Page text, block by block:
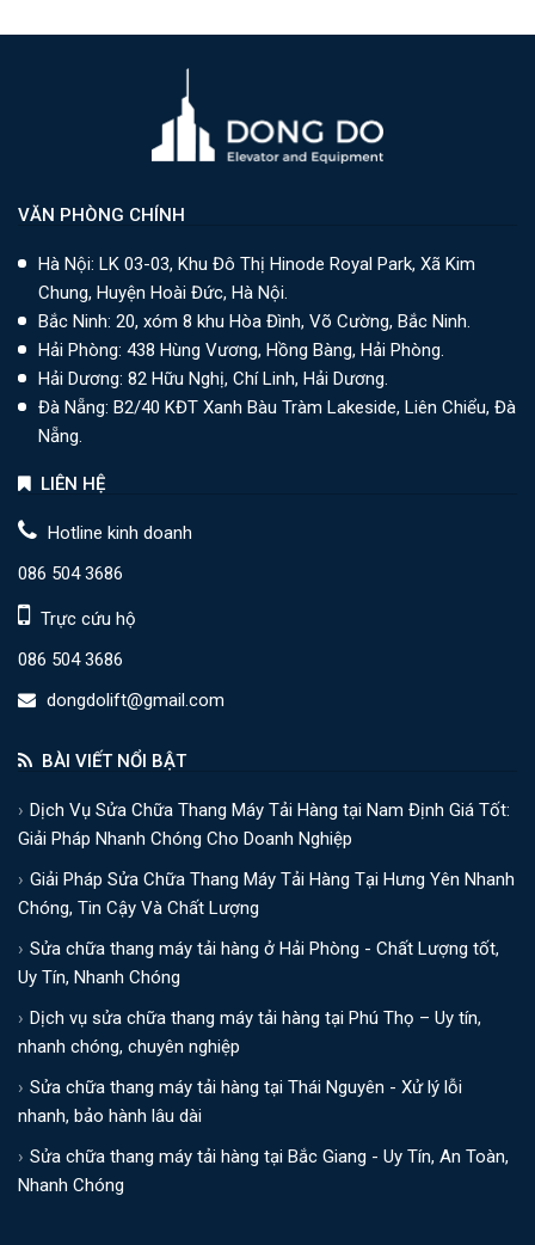
VĂN PHÒNG CHÍNH
Hà Nội: LK 03-03, Khu Đô Thị Hinode Royal Park, Xã Kim
Chung, Huyện Hoài Đức, Hà Nội.
Bắc Ninh: 20, xóm 8 khu Hòa Đình, Võ Cường, Bắc Ninh.
Hải Phòng: 438 Hùng Vương, Hồng Bàng, Hải Phòng.
Hải Dương: 82 Hữu Nghị, Chí Linh, Hải Dương.
Đà Nẵng: B2/40 KĐT Xanh Bàu Tràm Lakeside, Liên Chiểu, Đà
Nẵng.
LIÊN HỆ
Hotline kinh doanh
086 504 3686
Trực cứu hộ
086 504 3686
dongdolift@gmail.com
BÀI VIẾT NỔI BẬT
Dịch Vụ Sửa Chữa Thang Máy Tải Hàng tại Nam Định Giá Tốt:
Giải Pháp Nhanh Chóng Cho Doanh Nghiệp
Giải Pháp Sửa Chữa Thang Máy Tải Hàng Tại Hưng Yên Nhanh
Chóng, Tin Cậy Và Chất Lượng
Sửa chữa thang máy tải hàng ở Hải Phòng - Chất Lượng tốt,
Uy Tín, Nhanh Chóng
Dịch vụ sửa chữa thang máy tải hàng tại Phú Thọ – Uy tín,
nhanh chóng, chuyên nghiệp
Sửa chữa thang máy tải hàng tại Thái Nguyên - Xử lý lỗi
nhanh, bảo hành lâu dài
Sửa chữa thang máy tải hàng tại Bắc Giang - Uy Tín, An Toàn,
Nhanh Chóng